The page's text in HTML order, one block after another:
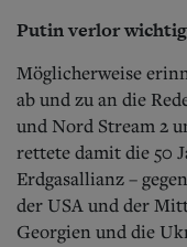
Putin verlor
Möglicherweise
ab und zu an die
und Nord Stream 2
rettete damit die 50
Erdgasallianz –
der USA und der
Georgien und die